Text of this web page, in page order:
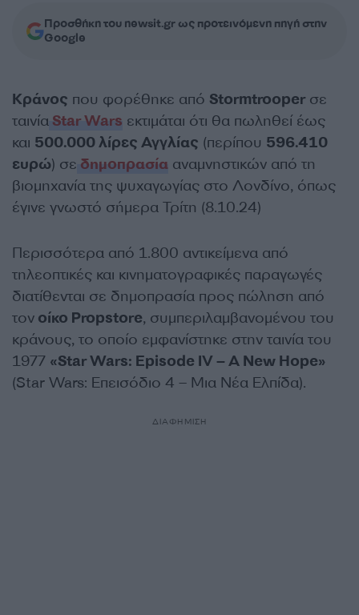
Προσθήκη του newsit.gr ως προτεινόμενη πηγή στην
Google
Κράνος που φορέθηκε από Stormtrooper σε
ταινίαStar Wars εκτιμάται ότι θα πωληθεί έως
και 500.000 λίρες Αγγλίας (περίπου 596.410
ευρώ) σε δημοπρασία αναμνηστικών από τη
βιομηχανία της ψυχαγωγίας στο Λονδίνο, όπως
έγινε γνωστό σήμερα Τρίτη (8.10.24)
Περισσότερα από 1.800 αντικείμενα από
τηλεοπτικές και κινηματογραφικές παραγωγές
διατίθενται σε δημοπρασία προς πώληση από
τον οίκο Propstore, συμπεριλαμβανομένου του
κράνους, το οποίο εμφανίστηκε στην ταινία του
1977 «Star Wars: Episode IV – A New Hope»
(Star Wars: Επεισόδιο 4 – Μια Νέα Ελπίδα).
ΔΙΑΦΗΜΙΣΗ